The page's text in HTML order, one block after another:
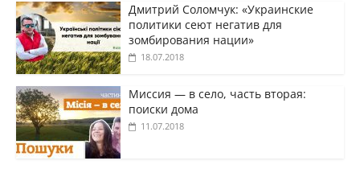
Дмитрий Соломчук: «Украинские
политики сеют негатив для
зомбирования нации»
18.07.2018
Миссия — в село, часть вторая:
поиски дома
11.07.2018